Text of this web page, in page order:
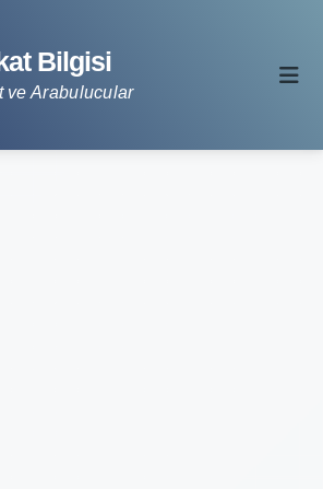
Bilgisi
ve Arabulucular